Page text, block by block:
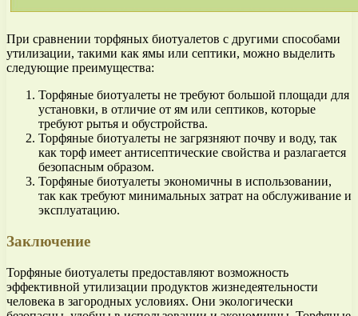
При сравнении торфяных биотуалетов с другими способами
утилизации, такими как ямы или септики, можно выделить
следующие преимущества:
Торфяные биотуалеты не требуют большой площади для
установки, в отличие от ям или септиков, которые
требуют рытья и обустройства.
Торфяные биотуалеты не загрязняют почву и воду, так
как торф имеет антисептические свойства и разлагается
безопасным образом.
Торфяные биотуалеты экономичны в использовании,
так как требуют минимальных затрат на обслуживание и
эксплуатацию.
Заключение
Торфяные биотуалеты предоставляют возможность
эффективной утилизации продуктов жизнедеятельности
человека в загородных условиях. Они экологически